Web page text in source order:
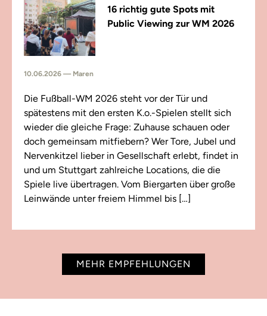
16 richtig gute Spots mit
Public Viewing zur WM 2026
10.06.2026 — Maren
Die Fußball-WM 2026 steht vor der Tür und
spätestens mit den ersten K.o.-Spielen stellt sich
wieder die gleiche Frage: Zuhause schauen oder
doch gemeinsam mitfiebern? Wer Tore, Jubel und
Nervenkitzel lieber in Gesellschaft erlebt, findet in
und um Stuttgart zahlreiche Locations, die die
Spiele live übertragen. Vom Biergarten über große
Leinwände unter freiem Himmel bis […]
MEHR EMPFEHLUNGEN